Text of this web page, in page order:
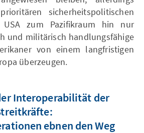
sicherheitspolitischen
USA zum Pazifikraum hin nur
und militärisch handlungsfähige
von einem langfristigen
überzeugen.
Interoperabilität der
ebnen den Weg